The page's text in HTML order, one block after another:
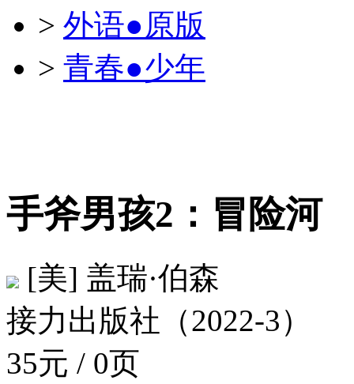
> 外语●原版
> 青春●少年
手斧男孩2：冒险河
[美] 盖瑞·伯森
接力出版社（2022-3）
35元 / 0页